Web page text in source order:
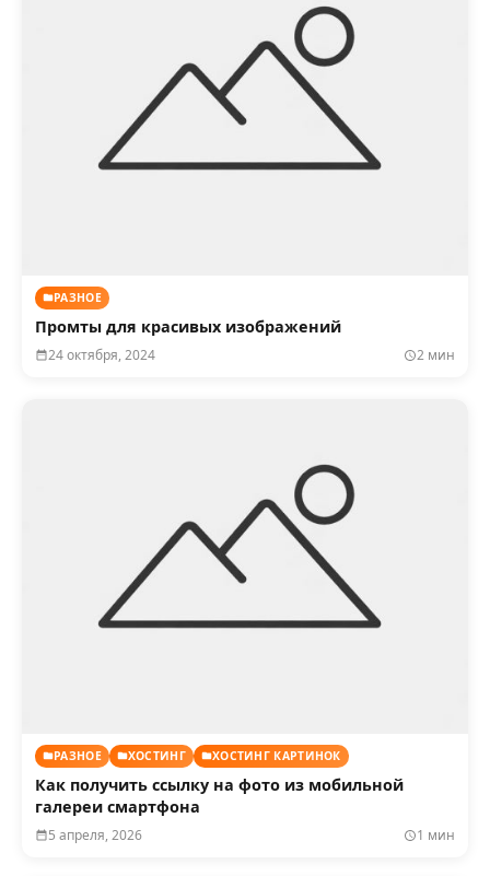
РАЗНОЕ
Промты для красивых изображений
24 октября, 2024 2 мин
РАЗНОЕ ХОСТИНГ ХОСТИНГ КАРТИНОК
Как получить ссылку на фото из мобильной
галереи смартфона
5 апреля, 2026 1 мин